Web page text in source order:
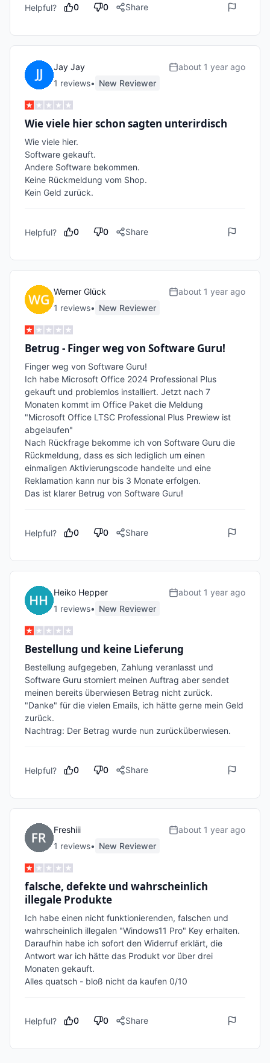
Helpful? 0 0 Share
Jay Jay
1 reviews• New Reviewer
about 1 year ago
Wie viele hier schon sagten unterirdisch
Wie viele hier.
Software gekauft.
Andere Software bekommen.
Keine Rückmeldung vom Shop.
Helpful? 0 0 Share
Werner Glück
1 reviews• New Reviewer
about 1 year ago
Betrug - Finger weg von Software Guru!
Finger weg von Software Guru!
Ich habe Microsoft Office 2024 Professional Plus
gekauft und problemlos installiert. Jetzt nach 7
Monaten kommt im Office Paket die Meldung
"Microsoft Office LTSC Professional Plus Prewiew ist
abgelaufen"
Nach Rückfrage bekomme ich von Software Guru die
Rückmeldung, dass es sich lediglich um einen
einmaligen Aktivierungscode handelte und eine
Reklamation kann nur bis 3 Monate erfolgen.
Helpful? 0 0 Share
Heiko Hepper
1 reviews• New Reviewer
about 1 year ago
Bestellung und keine Lieferung
Bestellung aufgegeben, Zahlung veranlasst und
Software Guru storniert meinen Auftrag aber sendet
meinen bereits überwiesen Betrag nicht zurück.
"Danke" für die vielen Emails, ich hätte gerne mein Geld
zurück.
Nachtrag: Der Betrag wurde nun zurücküberwiesen.
Helpful? 0 0 Share
Freshiii
1 reviews• New Reviewer
about 1 year ago
falsche, defekte und wahrscheinlich
illegale Produkte
Ich habe einen nicht funktionierenden, falschen und
wahrscheinlich illegalen "Windows11 Pro" Key erhalten.
Daraufhin habe ich sofort den Widerruf erklärt, die
Antwort war ich hätte das Produkt vor über drei
Monaten gekauft.
Alles quatsch - bloß nicht da kaufen 0/10
Helpful? 0 0 Share